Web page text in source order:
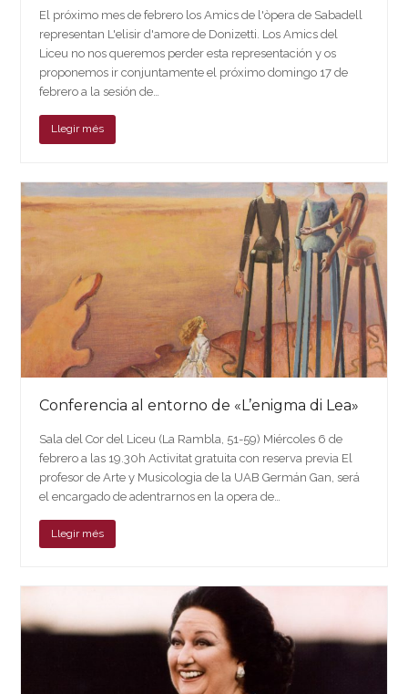
El próximo mes de febrero los Amics de l'òpera de Sabadell
representan L'elisir d'amore de Donizetti. Los Amics del
Liceu no nos queremos perder esta representación y os
proponemos ir conjuntamente el próximo domingo 17 de
febrero a la sesión de…
Llegir més
Conferencia al entorno de «L’enigma di Lea»
Sala del Cor del Liceu (La Rambla, 51-59) Miércoles 6 de
febrero a las 19.30h Activitat gratuita con reserva previa El
profesor de Arte y Musicologia de la UAB Germán Gan, será
el encargado de adentrarnos en la opera de…
Llegir més